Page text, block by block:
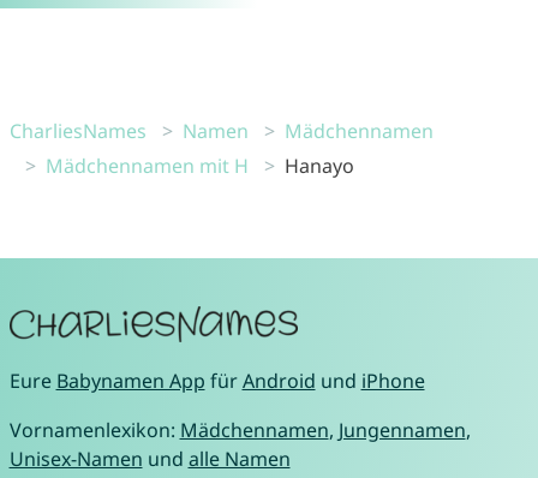
CharliesNames Namen
Mädchennamen
Mädchennamen mit H
Hanayo
Eure Babynamen App fürAndroid und iPhone
Vornamenlexikon: Mädchennamen, Jungennamen,
Unisex-Namen und alle Namen